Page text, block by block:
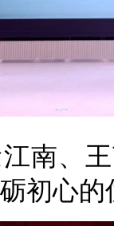
南、
初心